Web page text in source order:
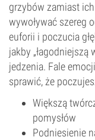
grzybów zamiast
wywoływać szereg
euforii i poczucia
jakby
jedzenia. Fale
sprawić, że
Większą
pomysłów
Podniesienie